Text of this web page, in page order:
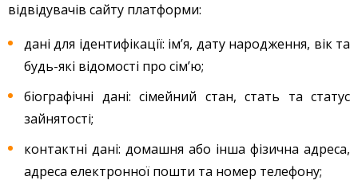
відвідувачів сайту платформи:
дані для ідентифікації: ім’я, дату народження, вік та
будь-які відомості про сім’ю;
біографічні дані: сімейний стан, стать та статус
зайнятості;
контактні дані: домашня або інша фізична адреса,
адреса електронної пошти та номер телефону;